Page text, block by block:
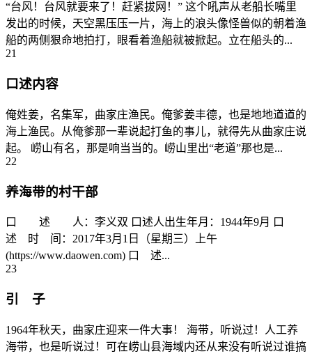
“台风！台风就要来了！赶紧拔网！” 这个吼声从老船长嘴里
发出的时候，天空黑压压一片，海上的浪头像怪兽似的朝着渔
船的两侧狠命地拍打，眼看着渔船就被掀起。立在船头的...
21
口述内容
俺姓姜，名集军，曲家庄渔民。俺爹姜丰德，也是地地道道的
海上渔民。从俺爹那一辈说起打鱼的事儿，就得先从曲家庄说
起。 崂山有名，那是响当当的。崂山里出“老道”那也是...
22
养海带的村干部
口 述 人：李义双 口述人出生年月：1944年9月 口
述 时 间：2017年3月1日（星期三）上午
(https://www.daowen.com) 口 述...
23
引 子
1964年秋天，曲家庄迎来一件大事！ 海带，听说过！人工养
海带，也是听说过！可在崂山县海域内还从来没有听说过谁搞